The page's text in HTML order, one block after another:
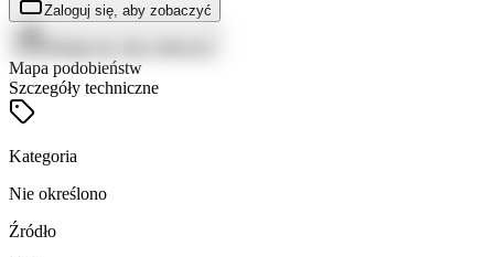
Zaloguj się, aby zobaczyć
Mapa podobieństw
Szczegóły techniczne
Kategoria
Nie określono
Źródło